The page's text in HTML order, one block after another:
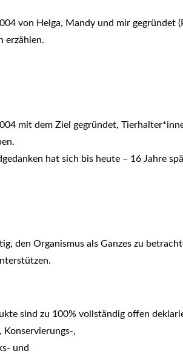
von Helga, Mandy und mir gegründet
erzählen.
mit dem Ziel gegründet,
hat sich bis heute – 16 Jahre
den Organismus als Ganzes zu
sind zu 100% vollständig offen
Konservierungs-,
und